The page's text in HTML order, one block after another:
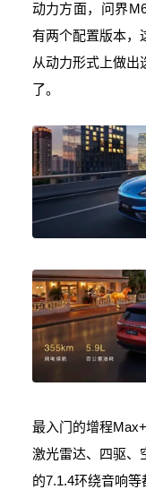
动力方面，问界
有两个配置版本，
从动力形式上做
了。
最入门的增程
激光雷达、四驱、
的7.1.4环绕音响